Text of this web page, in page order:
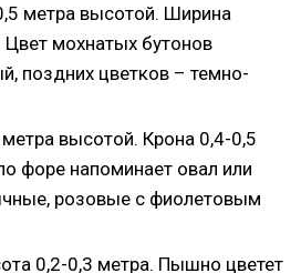
метра высотой. Ширина
мохнатых бутонов
поздних цветков – темно-
высотой. Крона 0,4-0,5
форе напоминает овал или
розовые с фиолетовым
0,2-0,3 метра. Пышно цветет